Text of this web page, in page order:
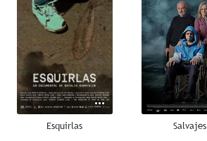
Esquirlas Salvajes